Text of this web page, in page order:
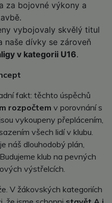
za bojovné výkony a
vybojovaly skvělý titul
naše dívky se zároveň
v kategorii U16.
fakt: těchto úspěchů
rozpočtem v porovnání s
vykoupeny přeplácením,
všech lidí v klubu.
náš dlouhodobý plán,
klub na pevných
výstřelcích.
V žákovských kategoriích